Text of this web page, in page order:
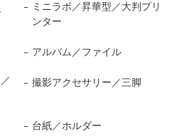
ミニラボ／昇華型／大判プリ
ンター
アルバム／ファイル
撮影アクセサリー／三脚
台紙／ホルダー